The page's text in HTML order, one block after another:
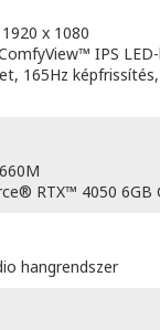
x 1080
IPS
165Hz képfrissítés,
RTX™ 4050 6GB
hangrendszer